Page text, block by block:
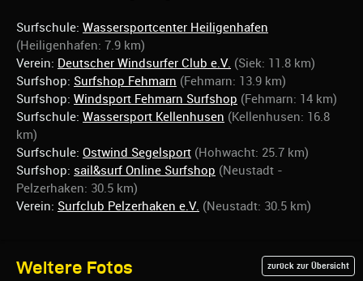
Surfschule: Wassersportcenter Heiligenhafen
(Heiligenhafen: 7.9 km)
Verein: Deutscher Windsurfer Club e.V. (Siek: 11.8 km)
Surfshop: Surfshop Fehmarn (Fehmarn: 13.9 km)
Surfshop: Windsport Fehmarn Surfshop (Fehmarn: 14 km)
Surfschule: Wassersport Kellenhusen (Kellenhusen: 16.8
km)
Surfschule: Ostwind Segelsport (Hohwacht: 25.7 km)
Surfshop: sail&surf Online Surfshop (Neustadt -
Pelzerhaken: 30.5 km)
Verein: Surfclub Pelzerhaken e.V. (Neustadt: 30.5 km)
Weitere Fotos zurück zur Übersicht